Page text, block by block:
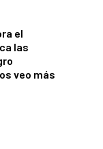
el
las
veo más